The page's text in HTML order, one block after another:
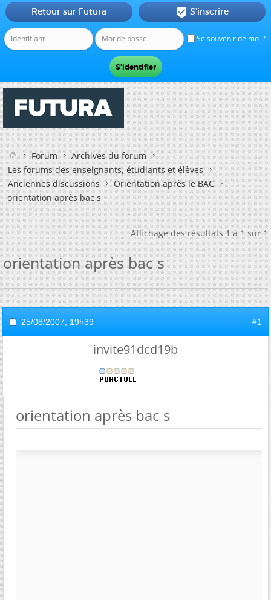
Se souvenir de moi ?
Retour sur Futura  S'inscrire
Forum
Archives du forum
Les forums des enseignants, étudiants et élèves
Anciennes discussions
Orientation après le BAC
orientation après bac s
Affichage des résultats 1 à 1 sur 1
orientation après bac s
25/08/2007, 19h39 #1
invite91dcd19b
orientation après bac s